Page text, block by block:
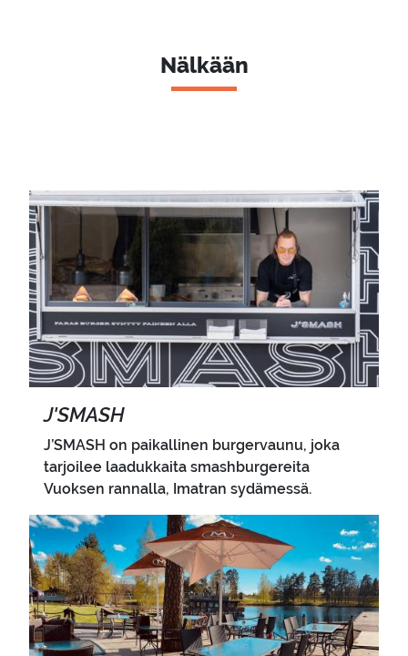
Nälkään
Pääkuva
J'SMASH
J’SMASH on paikallinen burgervaunu, joka
tarjoilee laadukkaita smashburgereita
Vuoksen rannalla, Imatran sydämessä.
Pääkuva